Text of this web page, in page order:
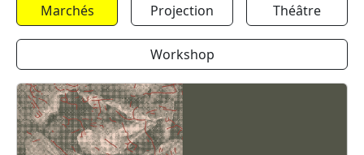
Marchés Projection Théâtre
Workshop